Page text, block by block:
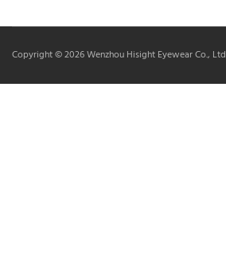
Copyright © 2026Wenzhou Hisight Eyewear Co., Ltd